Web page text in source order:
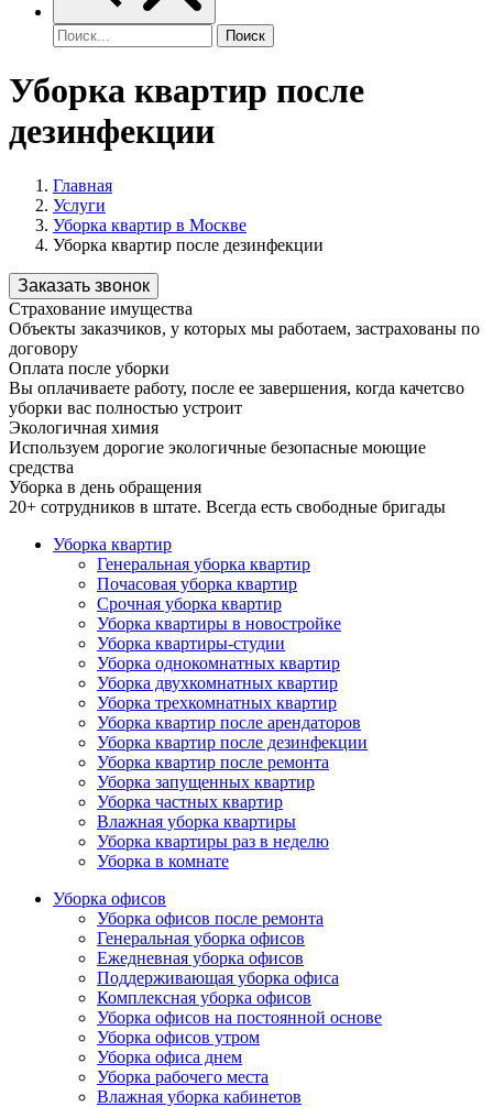
Уборка квартир после
дезинфекции
Главная
Услуги
Уборка квартир в Москве
Уборка квартир после дезинфекции
Заказать звонок
Страхование имущества
Объекты заказчиков, у которых мы работаем, застрахованы по
договору
Оплата после уборки
Вы оплачиваете работу, после ее завершения, когда качетсво
уборки вас полностью устроит
Экологичная химия
Используем дорогие экологичные безопасные моющие
средства
Уборка в день обращения
20+ сотрудников в штате. Всегда есть свободные бригады
Уборка квартир
Генеральная уборка квартир
Почасовая уборка квартир
Срочная уборка квартир
Уборка квартиры в новостройке
Уборка квартиры-студии
Уборка однокомнатных квартир
Уборка двухкомнатных квартир
Уборка трехкомнатных квартир
Уборка квартир после арендаторов
Уборка квартир после дезинфекции
Уборка квартир после ремонта
Уборка запущенных квартир
Уборка частных квартир
Влажная уборка квартиры
Уборка квартиры раз в неделю
Уборка в комнате
Уборка офисов
Уборка офисов после ремонта
Генеральная уборка офисов
Ежедневная уборка офисов
Поддерживающая уборка офиса
Комплексная уборка офисов
Уборка офисов на постоянной основе
Уборка офисов утром
Уборка офиса днем
Уборка рабочего места
Влажная уборка кабинетов